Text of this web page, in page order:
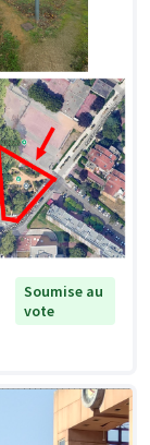
Soumise au
vote